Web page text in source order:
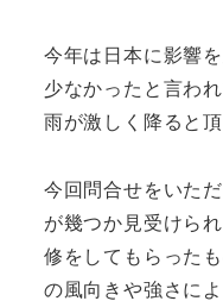
今年は日本に影響
少なかったと言わ
雨が激しく降ると
今回問合せをいた
が幾つか見受けら
修をしてもらった
の風向きや強さに